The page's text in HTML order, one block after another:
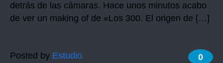
detrás de las cámaras. Hace unos minutos acabo
de ver un making of de «Los 300. El origen de […]
Posted by Estudio
0